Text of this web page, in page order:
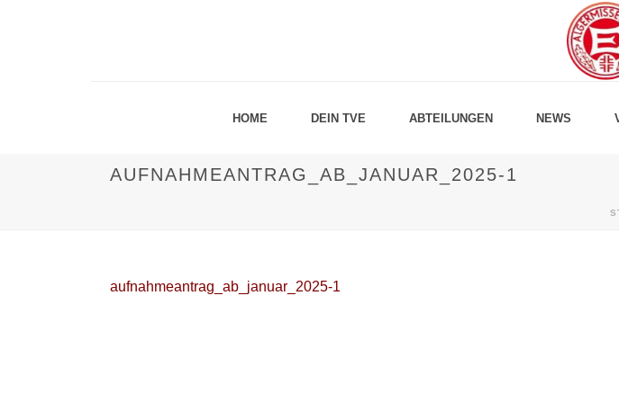
HOME DEIN TVE ABTEILUNGEN NEWS
AUFNAHMEANTRAG_AB_JANUAR_2025-1
aufnahmeantrag_ab_januar_2025-1